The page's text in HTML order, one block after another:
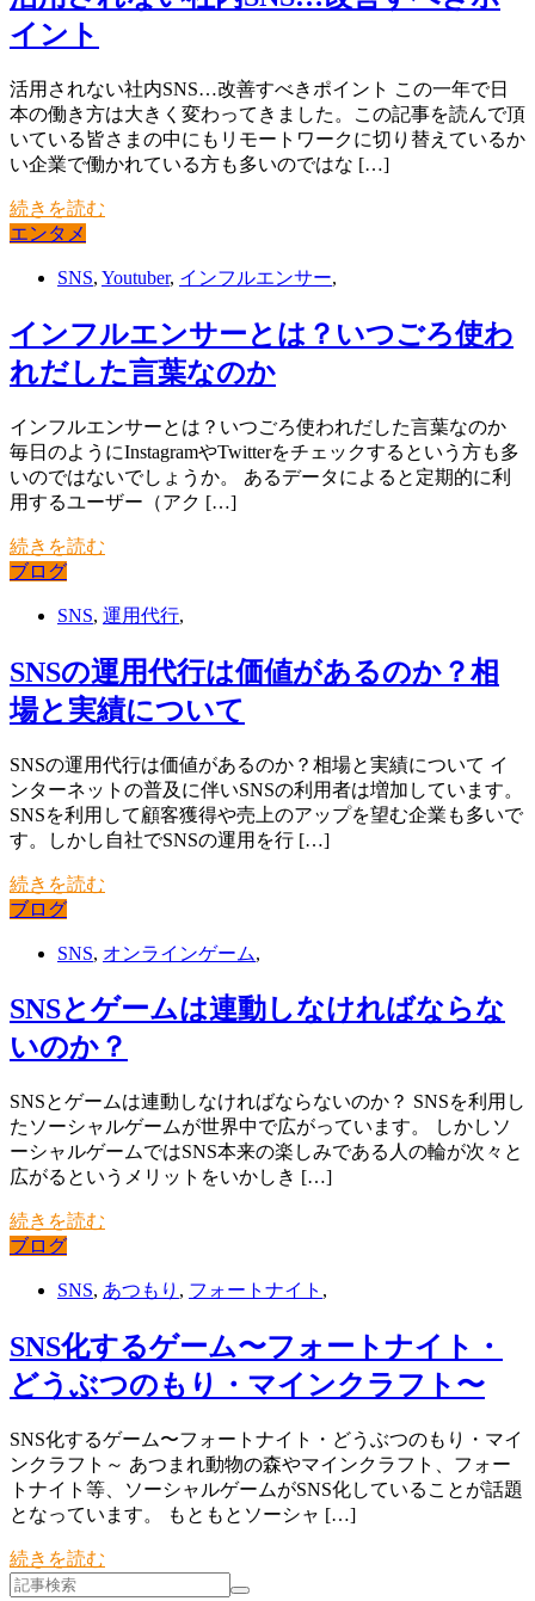
イント
活用されない社内SNS…改善すべきポイント この一年で日
本の働き方は大きく変わってきました。この記事を読んで頂
いている皆さまの中にもリモートワークに切り替えているか
い企業で働かれている方も多いのではな […]
続きを読む
エンタメ
SNS, Youtuber, インフルエンサー,
インフルエンサーとは？いつごろ使わ
れだした言葉なのか
インフルエンサーとは？いつごろ使われだした言葉なのか
毎日のようにInstagramやTwitterをチェックするという方も多
いのではないでしょうか。 あるデータによると定期的に利
用するユーザー（アク […]
続きを読む
ブログ
SNS, 運用代行,
SNSの運用代行は価値があるのか？相
場と実績について
SNSの運用代行は価値があるのか？相場と実績について イ
ンターネットの普及に伴いSNSの利用者は増加しています。
SNSを利用して顧客獲得や売上のアップを望む企業も多いで
す。しかし自社でSNSの運用を行 […]
続きを読む
ブログ
SNS, オンラインゲーム,
SNSとゲームは連動しなければならな
いのか？
SNSとゲームは連動しなければならないのか？ SNSを利用し
たソーシャルゲームが世界中で広がっています。 しかしソ
ーシャルゲームではSNS本来の楽しみである人の輪が次々と
広がるというメリットをいかしき […]
続きを読む
ブログ
SNS, あつもり , フォートナイト ,
SNS化するゲーム〜フォートナイト・
どうぶつのもり・マインクラフト〜
SNS化するゲーム〜フォートナイト・どうぶつのもり・マイ
ンクラフト～ あつまれ動物の森やマインクラフト、フォー
トナイト等、ソーシャルゲームがSNS化していることが話題
となっています。 もともとソーシャ […]
続きを読む